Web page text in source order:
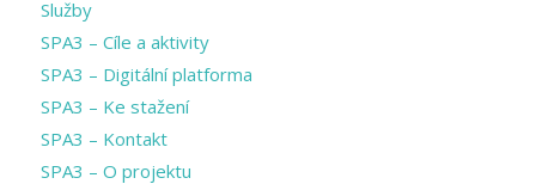
Služby
SPA3 – Cíle a aktivity
SPA3 – Digitální platforma
SPA3 – Ke stažení
SPA3 – Kontakt
SPA3 – O projektu